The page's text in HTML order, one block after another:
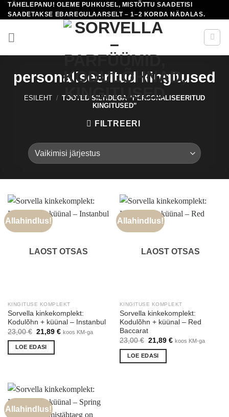
Skip
to
content
TÄHELEPANU! OLEME PUHKUSEL, MISTÕTTU SAADETISI
SAADETAKSE EBAREGULAARSELT – 1–2 KORDA NÄDALAS.
personaliseeritud kingitused
ESILEHT / TOOTED SILTIDEGA “PERSONALISEERITUD
KINGITUSED”
FILTREERI
Allahindlus!
LAOST OTSAS
KINGITUSE KOMPLEKT
Sorvella kinkekomplekt:
Kodulõhn + küünal – Instanbul
23,00€ Algne
hind
oli:
23,00 €.
21,89 €Praegune
koos KM-ga
LOE EDASI
Allahindlus!
LAOST OTSAS
KINGITUSE KOMPLEKT
Sorvella kinkekomplekt:
Kodulõhn + küünal – Red
Baccarat
23,00€ Algne
hind
oli:
23,00 €.
21,89 €Praegune
koos KM-ga
LOE EDASI
Allahindlus!